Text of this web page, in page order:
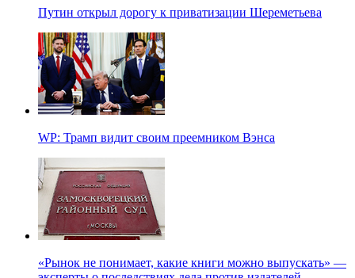
Путин открыл дорогу к приватизации Шереметьева
WP: Трамп видит своим преемником Вэнса
«Рынок не понимает, какие книги можно выпускать» —